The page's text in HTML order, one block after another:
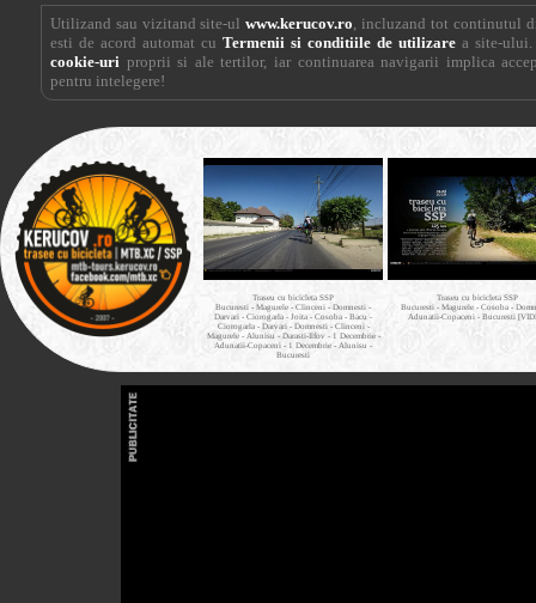
Utilizand sau vizitand site-ulwww.kerucov.ro, incluzand tot continutul
esti de acord automat cu Termenii si conditiile de utilizare a site-ului.
cookie-uri proprii si ale tertilor, iar continuarea navigarii implica
pentru intelegere!
Traseu cu bicicleta SSP
Bucuresti - Magurele - Clinceni - Domnesti -
Darvari - Ciorogarla - Joita - Cosoba - Bacu -
Ciorogarla - Darvari - Domnesti - Clinceni -
Magurele - Alunisu - Darasti-Ilfov - 1 Decembrie -
Adunatii-Copaceni - 1 Decembrie - Alunisu -
Bucuresti
Traseu cu bicicleta SSP
Bucuresti - Magurele - Cosoba -
Adunatii-Copaceni - Bucuresti